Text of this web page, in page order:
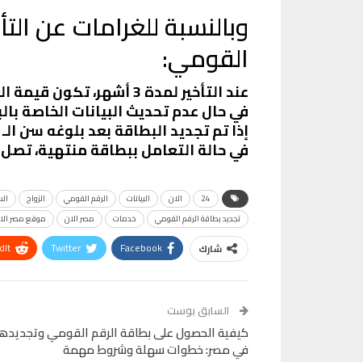
وبالنسبة للغرامات عن
القومي:
عند التأخير لمدة 3 أشهر، تكون قيمة الغرامة 50 جنيهًا.
في حال عدم تحديث البيانات الخاصة
إذا تم تجديد البطاقة بعد بلوغه سن الـ 15، تصل الغرامة إلى 100 جنيهًا.
في حالة التعامل ببطاقة منتهية، تصل قيمة
24 الان البيانات الرقم القومي الزواج
تجديد بطاقة الرقم القومي
خدمات مصر الان موقع مصر
شارك Facebook
Twitter
OK.ru
السابق بوست
كيفية الحصول على بطاقة الرقم القومي
في مصر: خطوات سهلة وشروط مهمة